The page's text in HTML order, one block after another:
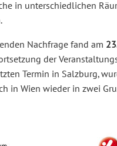
in unterschiedlichen
Nachfrage fand am
der
Termin in Salzburg,
in Wien wieder in zwei